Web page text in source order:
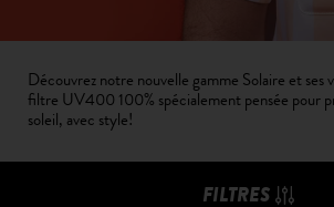
Découvrez notre nouvelle gamme Solaire et ses
filtre UV400 100% spécialement pensée pour
soleil, avec style!
FILTRES